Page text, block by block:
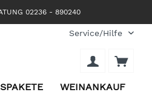
02236 - 890240
Service/Hilfe
WEINANKAUF